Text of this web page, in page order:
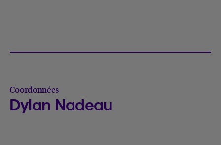
Coordonnées
Dylan Nadeau